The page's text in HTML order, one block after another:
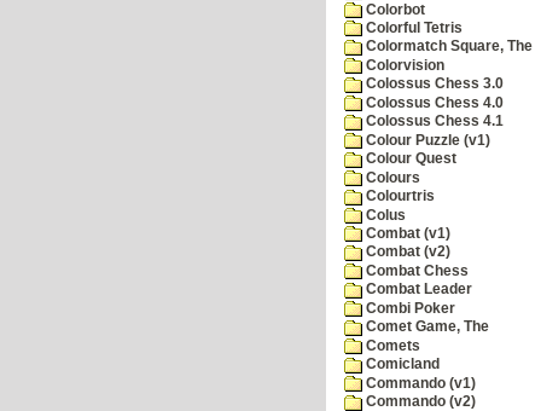
Colorbot
Colorful Tetris
Colormatch Square, The
Colorvision
Colossus Chess 3.0
Colossus Chess 4.0
Colossus Chess 4.1
Colour Puzzle (v1)
Colour Quest
Colours
Colourtris
Colus
Combat (v1)
Combat (v2)
Combat Chess
Combat Leader
Combi Poker
Comet Game, The
Comets
Comicland
Commando (v1)
Commando (v2)